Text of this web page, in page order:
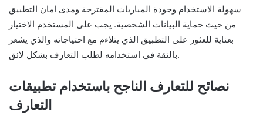
سهولة الاستخدام وجودة المباريات المقترحة ومدى امان التطبيق
من حيث حماية البيانات الشخصية. يجب على المستخدم الاختيار
بعناية للعثور على التطبيق الذي يتلاءم مع احتياجاته والذي يشعر
بالثقة في استخدامه لطلب التعارف بشكل لائق.
نصائح للتعارف الناجح باستخدام تطبيقات
التعارف